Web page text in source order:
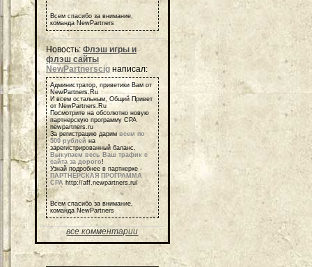
Всем спасибо за внимание,
команда NewPartners
Новость:Флэш игры и
флэш сайты
NewPartnerscig написал:
Администратор, приветики Вам от
NewPartners.Ru
И всем остальным, Общий Привет
от NewPartners.Ru
Посмотрите на обсолютно новую
партнерскую программу СРА
newpartners.ru
За регистрацию дарим всем по
500 рублей на
зарегистрированный баланс.
Выкупаем весь Ваш трафик с
сайта за дорого!
Узнай подробнее в партнерке -
ПАРТНЕРСКАЯ ПРОГРАММА
СРА http://aff.newpartners.ru/
Всем спасибо за внимание,
команда NewPartners
все комментарии